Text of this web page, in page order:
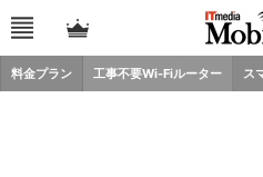
料金プラン 工事不要Wi-Fiルーター ス